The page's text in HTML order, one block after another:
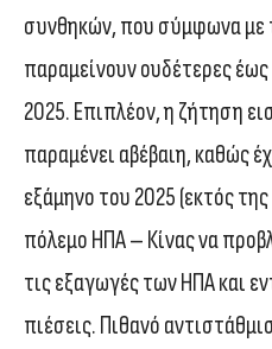
συνθηκών, που σύμφωνα με
παραμείνουν ουδέτερες
2025. Επιπλέον, η ζήτηση
παραμένει αβέβαιη, καθώς
εξάμηνο του 2025 (εκτός
πόλεμο ΗΠΑ – Κίνας να
τις εξαγωγές των ΗΠΑ και
πιέσεις. Πιθανό